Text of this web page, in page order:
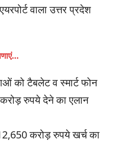
वाला उत्तर प्रदेश
को टैबलेट व स्मार्ट फोन
रुपये देने का एलान
करोड़ रुपये खर्च का